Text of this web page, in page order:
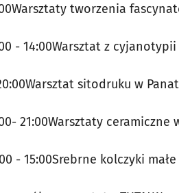
tworzenia
- 14:00Warsztat z
sitodruku w
21:00Warsztaty ceramiczne
- 15:00Srebrne kolczyki